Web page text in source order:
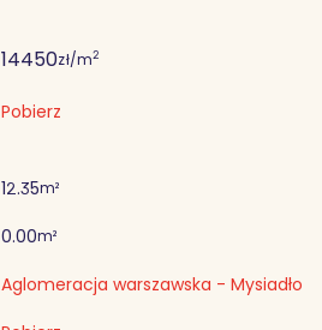
14 450zł/m2
Pobierz
12.35m²
0.00m²
Aglomeracja warszawska - Mysiadło